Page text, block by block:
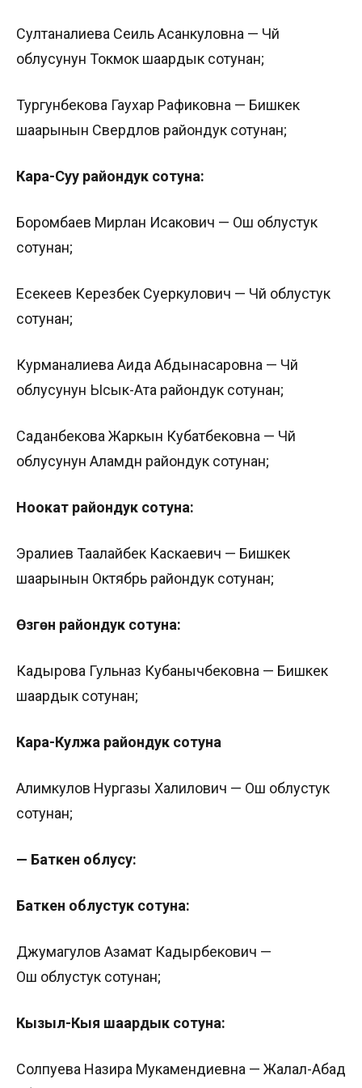
Султаналиева Сеиль Асанкуловна — Чүй
облусунун Токмок шаардык сотунан;
Тургунбекова Гаухар Рафиковна — Бишкек
шаарынын Свердлов райондук сотунан;
Кара-Суу райондук сотуна:
Боромбаев Мирлан Исакович — Ош облустук
сотунан;
Есекеев Керезбек Суеркулович — Чүй облустук
сотунан;
Курманалиева Аида Абдынасаровна — Чүй
облусунун Ысык-Ата райондук сотунан;
Саданбекова Жаркын Кубатбековна — Чүй
облусунун Аламүдүн райондук сотунан;
Ноокат райондук сотуна:
Эралиев Таалайбек Каскаевич — Бишкек
шаарынын Октябрь райондук сотунан;
Өзгөн райондук сотуна:
Кадырова Гульназ Кубанычбековна — Бишкек
шаардык сотунан;
Кара-Кулжа райондук сотуна
Алимкулов Нургазы Халилович — Ош облустук
сотунан;
— Баткен облусу:
Баткен облустук сотуна:
Джумагулов Азамат Кадырбекович —
Ош облустук сотунан;
Кызыл-Кыя шаардык сотуна:
Солпуева Назира Мукамендиевна — Жалал-Абад